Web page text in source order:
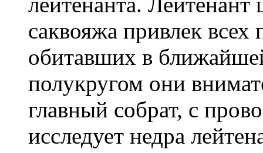
саквояжа привлек
обитавших в
полукругом они
главный собрат, с
исследует недра